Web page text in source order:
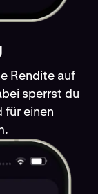
Rendite auf
sperrst du
für einen